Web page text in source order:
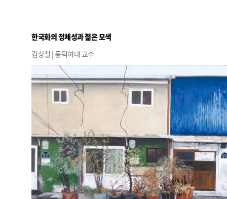
한국화의 정체성과 젊은 모색
김상철 | 동덕여대 교수